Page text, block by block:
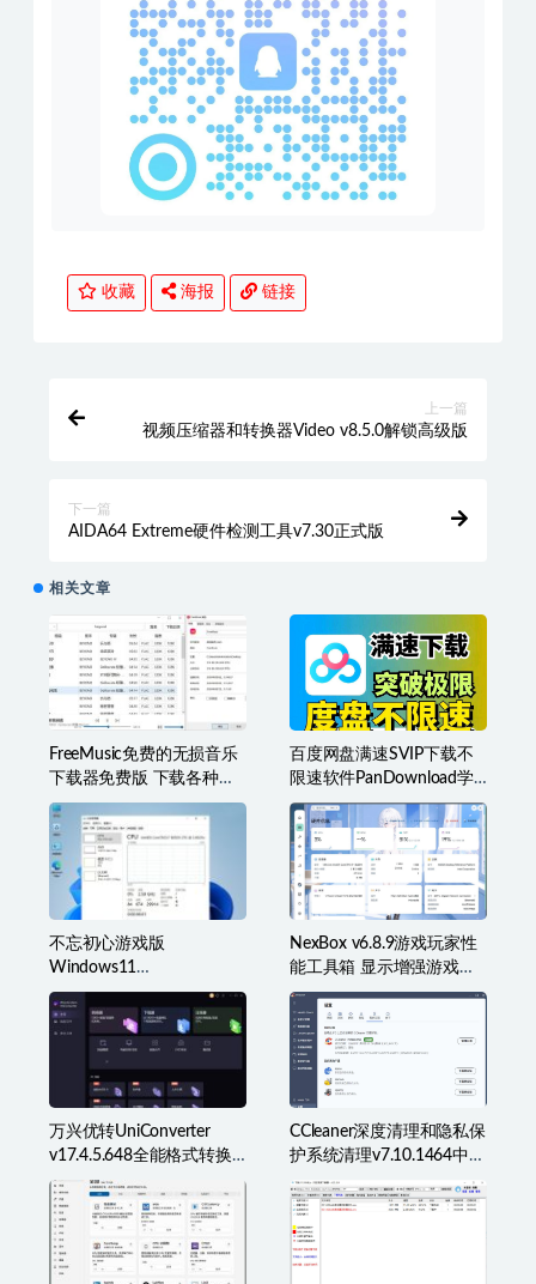
收藏 海报 链接
上一篇
视频压缩器和转换器Video v8.5.0解锁高级版
下一篇
AIDA64 Extreme硬件检测工具v7.30正式版
相关文章
FreeMusic免费的无损音乐
下载器免费版 下载各种类
型音乐
百度网盘满速SVIP下载不
限速软件PanDownload学
习网定制版
不忘初心游戏版
Windows11
v25H2(26200.8973)无更新
[精简系统美化版]
NexBox v6.8.9游戏玩家性
能工具箱 显示增强游戏辅
助准星叠加、监控等
万兴优转UniConverter
v17.4.5.648全能格式转换
工具箱破解版
CCleaner深度清理和隐私保
护系统清理v7.10.1464中文
破解版